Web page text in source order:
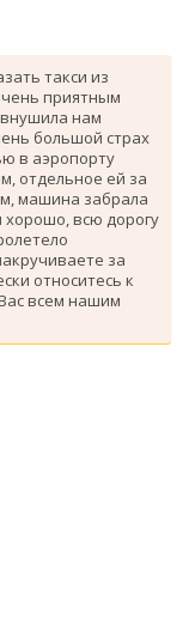
такси из
приятным
нам
большой страх
в аэропорту
отдельное ей за
машина забрала
хорошо, всю дорогу
за
относитесь к
всем нашим